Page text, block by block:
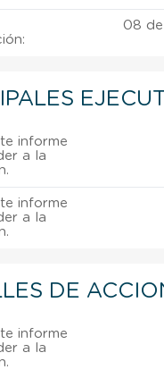
08 de
informe
a la
informe
a la
DE
informe
a la